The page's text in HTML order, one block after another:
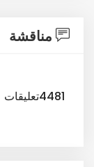
مناقشة
4481تعليقات